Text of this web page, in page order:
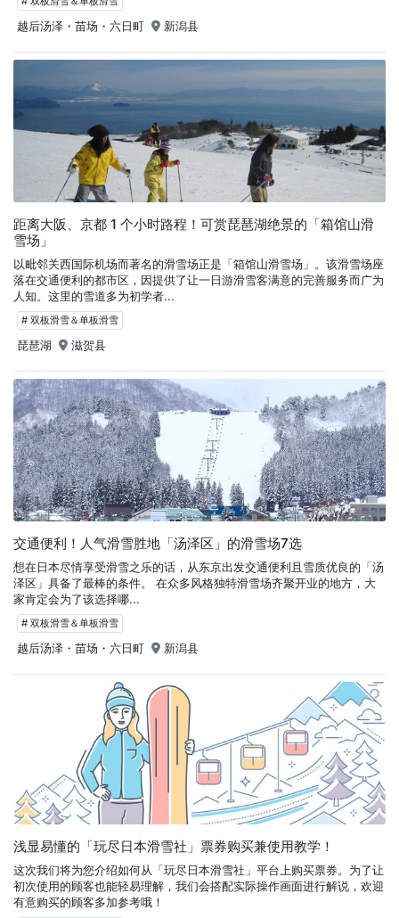
越后汤泽・苗场・六日町 新潟县
距离大阪、京都 1 个小时路程！可赏琵琶湖绝景的「箱馆山滑
雪场」
以毗邻关西国际机场而著名的滑雪场正是「箱馆山滑雪场」。该滑雪场座
落在交通便利的都市区，因提供了让一日游滑雪客满意的完善服务而广为
人知。这里的雪道多为初学者...
# 双板滑雪＆单板滑雪
琵琶湖 滋贺县
交通便利！人气滑雪胜地「汤泽区」的滑雪场7选
想在日本尽情享受滑雪之乐的话，从东京出发交通便利且雪质优良的「汤
泽区」具备了最棒的条件。 在众多风格独特滑雪场齐聚开业的地方，大
家肯定会为了该选择哪...
# 双板滑雪＆单板滑雪
越后汤泽・苗场・六日町 新潟县
浅显易懂的「玩尽日本滑雪社」票券购买兼使用教学！
这次我们将为您介绍如何从「玩尽日本滑雪社」平台上购买票券。为了让
初次使用的顾客也能轻易理解，我们会搭配实际操作画面进行解说，欢迎
有意购买的顾客多加参考哦！